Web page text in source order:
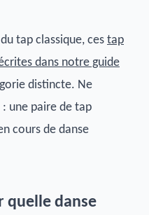
tap classique, ces tap
dans notre guide
distincte. Ne
: une paire de tap
cours de danse
quelle danse